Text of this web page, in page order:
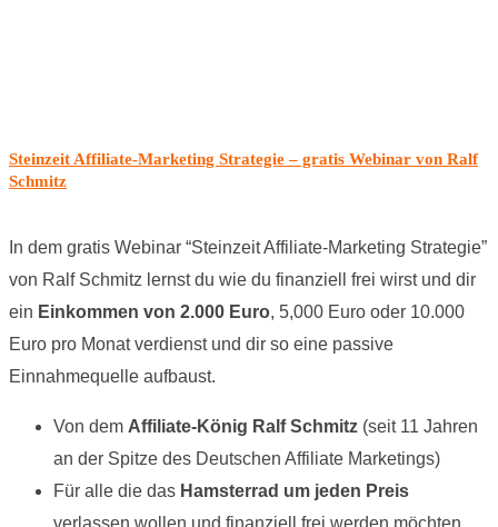
Steinzeit Affiliate-Marketing Strategie – gratis Webinar von Ralf
Schmitz
In dem gratis Webinar “Steinzeit Affiliate-Marketing Strategie”
von Ralf Schmitz lernst du wie du finanziell frei wirst und dir
ein Einkommen von 2.000 Euro, 5,000 Euro oder 10.000
Euro pro Monat verdienst und dir so eine passive
Einnahmequelle aufbaust.
Von dem Affiliate-König Ralf Schmitz (seit 11 Jahren
an der Spitze des Deutschen Affiliate Marketings)
Für alle die das Hamsterrad um jeden Preis
verlassen wollen und finanziell frei werden möchten